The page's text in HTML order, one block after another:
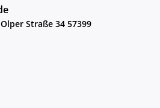
Straße 34 57399